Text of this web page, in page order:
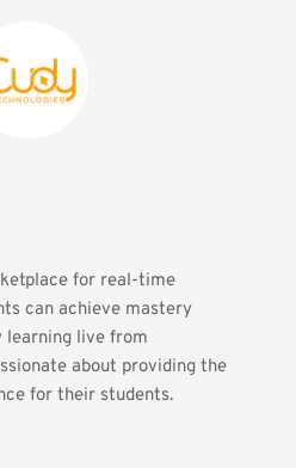
for real-time
can achieve mastery
learning live from
about providing the
for their students.